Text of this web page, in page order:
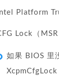
Intel Platform
Lock（
如果 BIOS 里
XcpmCfgLock